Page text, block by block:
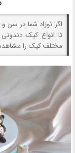
اگر نوزاد شما در سن
مختلف کیک را